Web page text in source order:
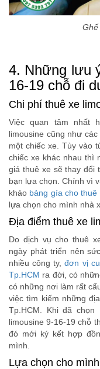
4. Những lưu
16-19 chỗ đi
Chi phí thuê xe
Việc quan tâm nhất
limousine cũng như
một chiếc xe. Tùy vào
chiếc xe khác nhau thì
giá thuê xe sẽ thay đổi
bạn lựa chọn. Chính vì
khảo bảng gía cho thuê
lựa chọn cho mình nhà
Địa điểm thuê xe
Do dịch vụ cho thuê
ngày phát triển nên
nhiều công ty,đơn vị
Tp.HCM ra đời, có
có những nơi làm rất
việc tìm kiếm những
Tp.HCM. Khi đã
limousine 9-16-19 chỗ
đó mới ký kết hợp
mình.
Lựa chọn cho